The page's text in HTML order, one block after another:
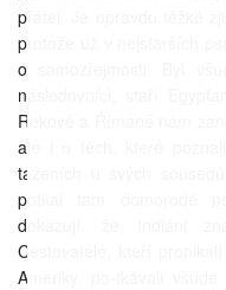
přátel. Je opravdu těžké
protože už v nejstarších
o samozřejmosti. Byl
následovníci, staří
Rekové a Římané nám
ale i o těch, které
taženích u svých
potkal tam domorodé
dokazují, že Indiáni
Cestovatelé, kteří
Ameriky, po-tkávali